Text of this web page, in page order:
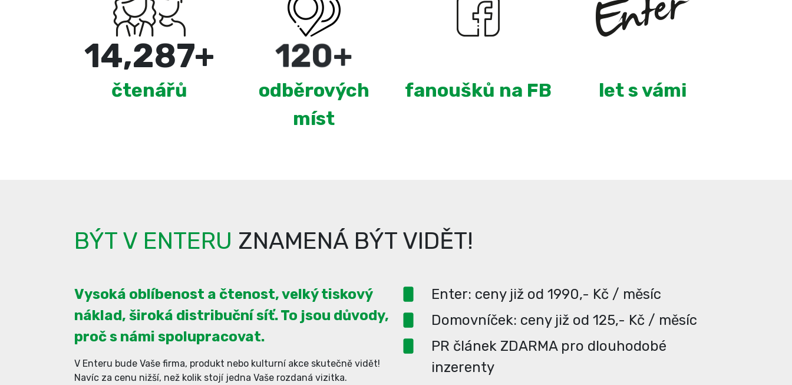
15,000+
čtenářů
220+
odběrových
míst
fanoušků na FB let s vámi
BÝT V ENTERU ZNAMENÁ BÝT VIDĚT!
Vysoká oblíbenost a čtenost, velký tiskový
náklad, široká distribuční síť. To jsou důvody,
proč s námi spolupracovat.
V Enteru bude Vaše firma, produkt nebo kulturní akce skutečně vidět!
Navíc za cenu nižší, než kolik stojí jedna Vaše rozdaná vizitka.
Enter: ceny již od 1990,- Kč / měsíc
Domovníček: ceny již od 125,- Kč / měsíc
PR článek ZDARMA pro dlouhodobé
inzerenty